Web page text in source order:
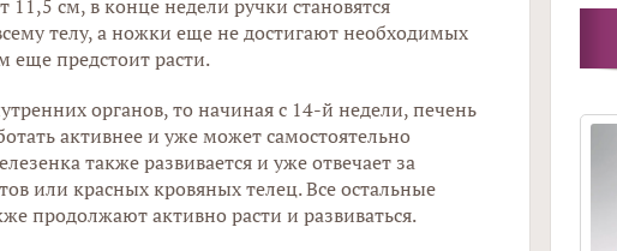
11,5 см, в конце недели ручки становятся
телу, а ножки еще не достигают необходимых
еще предстоит расти.
органов, то начиная с 14-й недели, печень
активнее и уже может самостоятельно
также развивается и уже отвечает за
или красных кровяных телец. Все остальные
продолжают активно расти и развиваться.